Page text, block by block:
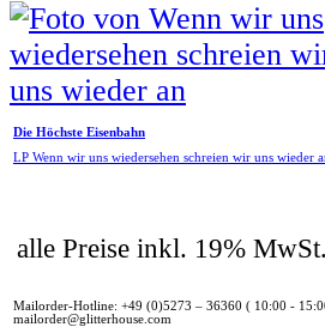
Die Höchste Eisenbahn
LP Wenn wir uns wiedersehen schreien wir uns wieder
alle Preise inkl. 19% MwSt.
Mailorder-Hotline: +49 (0)5273 – 36360 ( 10:00 -
mailorder@glitterhouse.com